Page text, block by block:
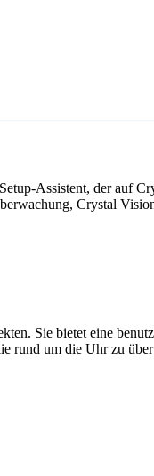
Assistent, der auf
Crystal
Sie bietet eine
rund um die Uhr zu